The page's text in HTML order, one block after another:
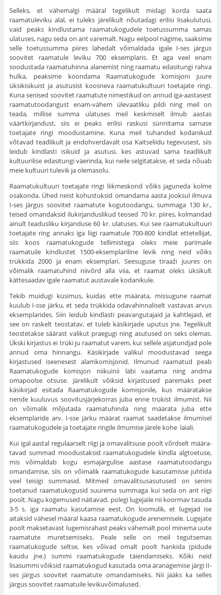
Selleks, et vähemalgi määral tegelikult midagi korda saata
raamatuleviku alal, ei tuleks järelikult nõutadagi erilisi lisakulutusi,
vaid peaks kind­lustama raamatukogudele toetussumma samas
ulatuses, nagu seda on ant varemalt. Nagu eelpool nägime, saaksime
selle toetussumma piires lahedalt võimaldada igale I-ses järgus
soovitet raamatule leviku 700 eksemplaris. Et aga veel enam
soodustada raamatuhinna alanemist ning raamatu edasitungi rahva
hulka, peaksime koondama Raamatukogude komisjoni juure
üksikisi­kuist ja asutusist koosneva raamatukultuuri toetajate ringi.
Kuna senised soovitet raamatute nimestikud on annud iga-aastasest
raamatutoodangust enam-vähem ülevaatliku pildi ning meil on
teada, millise summa ulatuses meil keskmiselt ilmub aastas
väärtkirjandust, siis ei peaks erilisi raskusi sün­nitama sarnase
toetajate ringi moodustamine. Kuna meil tuhanded kodanikud
võtavad teadlikult ja endohverdavalt osa Kaitseliidu tegevusest, siis
leidub kindlasti isikuid ja asutusi, kes astuvad sama teadlikult
kultuurilise edasitungi väerinda, kui neile selgitatakse, et seda nõuab
meie kultuuri tulevik ja olemasolu.
Raamatukultuuri toetajate ringi liikmeskond võiks jaguneda kolme
osa­konda. Ühed neist kohustuksid omandama aasta jooksul ilmuva
I-ses järgus soovitet raamatute kogutoodangu, summaga 130 kr.,
teised omandaksid ilukirjanduslikud teosed 70 kr. piires, kolmandad
ainult teadusliku kirjanduse 60 kr. ulatuses. Kui see raamatukultuuri
toetajate ring annaks iga liigi raa­matule 700-800 kindlat ettetellijat,
siis koos raamatukogude tellimistega oleks meie parimaile
raamatuile kindlustet 1500-eksemplariline levik ning neid võiks
trükkida 2000 ja enam eksemplari. Seesuguse tiraaži juures on
võimalik raamatuhind niivõrd alla viia, et raamat oleks üksikult
kättesaadav igale raamatut austavale kodanikule.
Tekib muidugi küsimus, kuidas ette määrata, missugune raamat
kuulub I-sse järku, et seda trükkida odavahinnaliselt vastavas arvus
eksemplarides. Siin leidub kindlasti peavangutajaid ja kahtlejaid, et
see on raskelt teostatav, et tuleb käsikirjade uputus jne. Tegelikult
teostetakse säärast valikut prae­gugi ning asutused on seks olemas.
Ükski kirjastus ei trüki ju raamatut varem, kui sellele asjatundjad pole
annud oma hinnangu. Käsikirjade valikul moodustavad seega
kirjastused iseenesest alamkomisjonid. Ilmunud raamatud peab
Raamatukogude komisjon niikuinii läbi vaatama ning andma
omapoolse otsuse. Järelikult võiksid kirjastused paremaks peet
käsikirjad esitada Raamatukogude komisjonile, kus määratakse
nende kuuluvus soovitusjärjekorras juba enne trükist ilmumist. Nii
on võimalik mõjutada raamatuhinda ning määrata juba ette
eksemplaride arv. I-sse järku määrat raamat saadetakse ilmumisel
raamatukogudele ja toetajate ringile ilmumise järele kohe laiali.
Kui igal aastal regulaarselt riigi ja omavalitsuse poolt võrdselt määra­
tavad summad moodustaksid raamatukogudele kindla algtoetuse,
mis võimal­dab kogu esmajärgulise aastase raamatutoodangu
omandamise, siis on või­malik raamatukogude kasutamisse juhtida
veel teisigi summasid. Mitmed oma­valitsusasutused on senini
toetanud raamatukogusid suurema summaga kui seda on ant riigi
poolt. Nagu kogemused näitavad, polegi lugejaile nii koor­mav tasuda
3-5 s. iga raamatu kasutamise eest. On loomulik, et lugejad ise
aitaksid vähesel määral kaasa raamatukogude arenemisele. Lugejate
poolt maksetavast lugemisrahast peaks vähemalt pool minema uute
raamatute mu­retsemiseks. Peale selle on meil tegutsemas
raamatukogude seltse, kes võivad omalt poolt hankida (pidude
kaudu jne.) summi raamatukogude täiendami­seks. Kõiki neid
lisasummi võiksid raamatukogud kasutada oma äranäge­mise järgi II-
ses järgus soovitet raamatute omandamiseks. Nii jääks ka selles
järgus soovitet raamatuile levikuvõimalused.